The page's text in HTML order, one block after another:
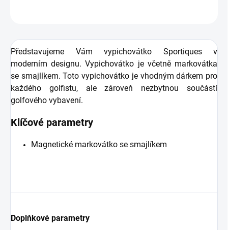
Představujeme Vám vypichovátko Sportiques v
moderním designu. Vypichovátko je včetně markovátka
se smajlíkem. Toto vypichovátko je vhodným dárkem pro
každého golfistu, ale zároveň nezbytnou součástí
golfového vybavení.
Klíčové parametry
Magnetické markovátko se smajlíkem
Doplňkové parametry